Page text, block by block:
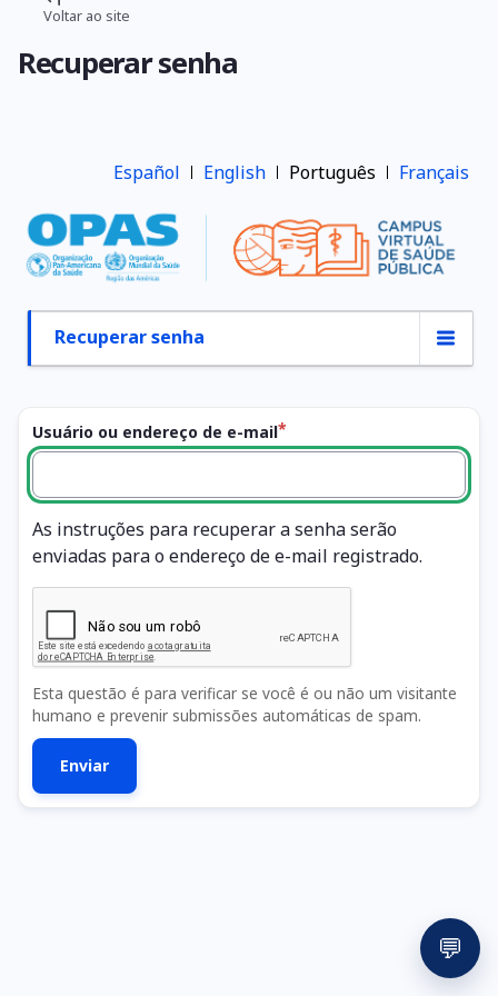
Pular
conteúdo
de
Voltar ao site
Recuperar senha
Español English Português Français
Abas
Recuperar senha
Usuário ou endereço de e-mail
As instruções para recuperar a senha serão
enviadas para o endereço de e-mail registrado.
Esta questão é para verificar se você é ou não um visitante
humano e prevenir submissões automáticas de spam.
💬